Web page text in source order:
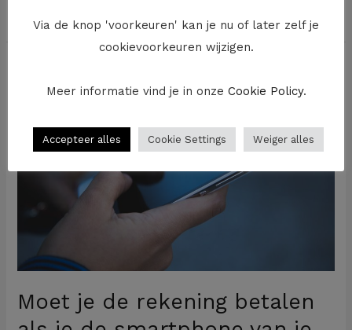
Moet je de rekening betalen
rekening
betalen
als
de
smartphone
van
werkgever
laat
Via de knop 'voorkeuren' kan je nu of later zelf je
cookievoorkeuren wijzigen.
Meer informatie vind je in onze Cookie Policy.
Accepteer alles Cookie Settings Weiger alles